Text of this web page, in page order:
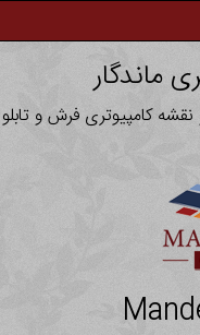
ماندگار
کامپیوتری فرش و تابلو